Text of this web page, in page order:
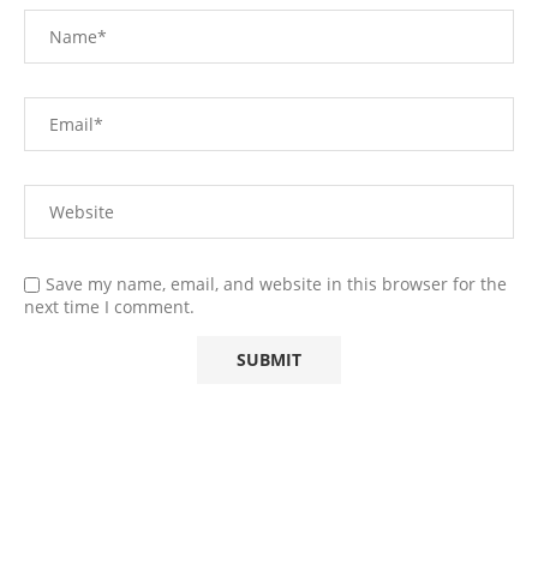
Save my name, email, and website in this browser for the
next time I comment.